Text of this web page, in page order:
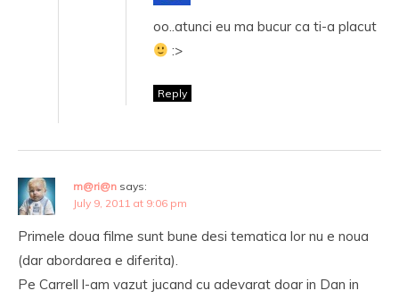
oo..atunci eu ma bucur ca ti-a placut
:>
Reply
m@ri@n says:
July 9, 2011 at 9:06 pm
Primele doua filme sunt bune desi tematica lor nu e noua
(dar abordarea e diferita).
Pe Carrell l-am vazut jucand cu adevarat doar in Dan in